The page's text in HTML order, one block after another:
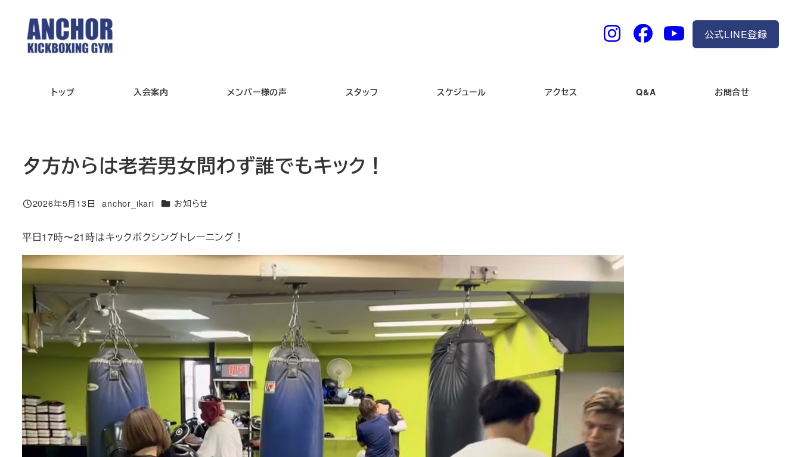
公式LINE登録
トップ 入会案内 メンバー様の声 スタッフ スケジュール アクセス Q&A お問合せ
夕方からは老若男女問わず誰でもキック！
投稿日
2026年5月13日
著
anchor_ikari カテゴリー
お知らせ
平日17時〜21時はキックボクシングトレーニング！